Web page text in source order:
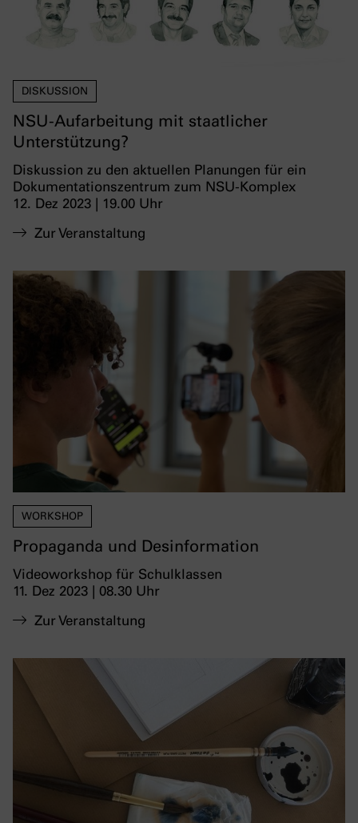
DISKUSSION
NSU-Aufarbeitung mit staatlicher
Unterstützung?
Diskussion zu den aktuellen Planungen für ein
Dokumentationszentrum zum NSU-Komplex
12. Dez 2023 | 19.00 Uhr
Zur Veranstaltung
WORKSHOP
Propaganda und Desinformation
Videoworkshop für Schulklassen
11. Dez 2023 | 08.30 Uhr
Zur Veranstaltung